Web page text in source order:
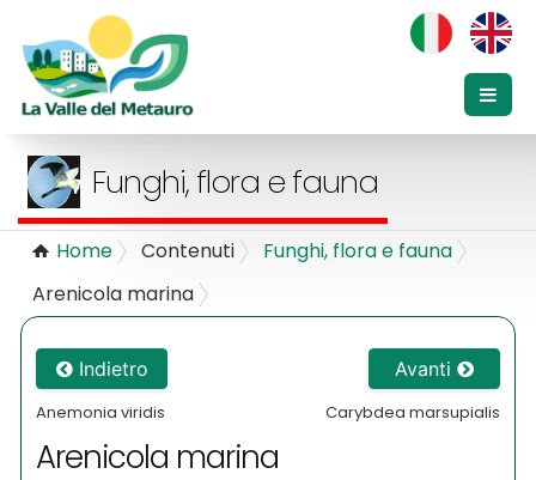
Funghi, flora e fauna
Home Contenuti
Funghi, flora e fauna
Arenicola marina
Indietro
Anemonia viridis
Avanti
Carybdea marsupialis
Arenicola marina